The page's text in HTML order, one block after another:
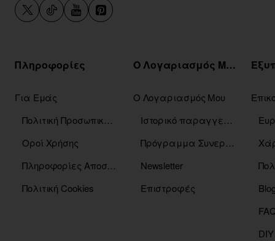
Πληροφορίες
Για Εμάς
Πολιτική Προσωπικών Δεδομένων
Οροί Χρήσης
Πληροφορίες Αποστόλης
Πολιτική Cookies
Ο Λογαριασμός Μου
Ο Λογαριασμός Μου
Ιστορικό παραγγελιών
Πρόγραμμα Συνεργατών
Newsletter
Επιστροφές